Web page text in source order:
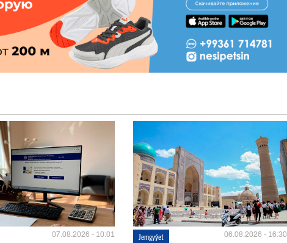
07.08.2026 - 10:01 Jemgyýet 06.08.2026 - 16:30